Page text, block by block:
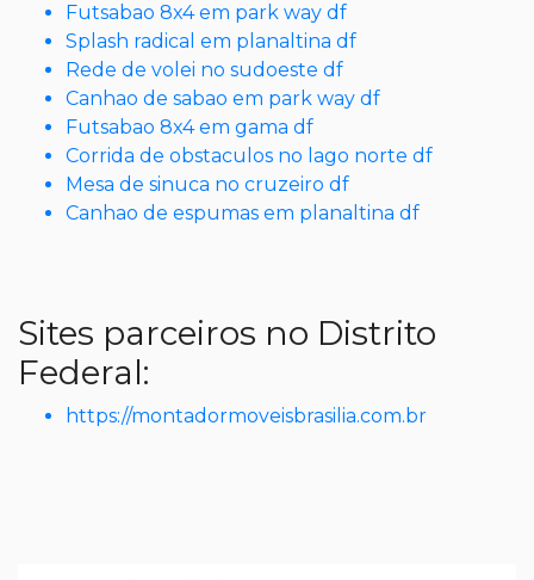
Futsabao 8x4 em park way df
Splash radical em planaltina df
Rede de volei no sudoeste df
Canhao de sabao em park way df
Futsabao 8x4 em gama df
Corrida de obstaculos no lago norte df
Mesa de sinuca no cruzeiro df
Canhao de espumas em planaltina df
Sites parceiros no Distrito
Federal:
https://montadormoveisbrasilia.com.br